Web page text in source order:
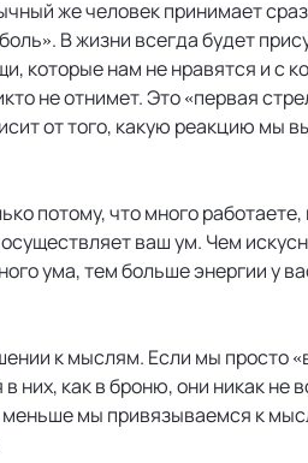
же человек принимает
В жизни всегда будет
которые нам не нравятся и с
не отнимет. Это «первая
от того, какую реакцию мы
потому, что много работаете,
ваш ум. Чем
ума, тем больше энергии у
к мыслям. Если мы просто
них, как в броню, они никак не
мы привязываемся к